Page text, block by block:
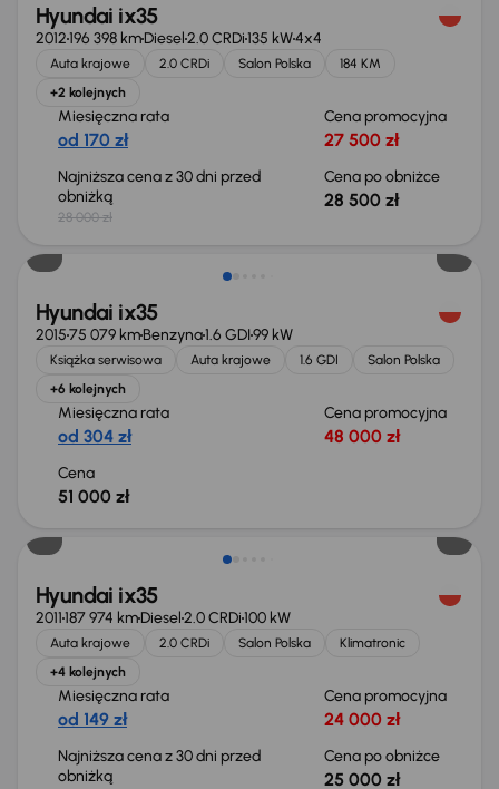
Hyundai ix35
2012196 398 kmDiesel2.0 CRDi135 kW4x4
Auta krajowe 2.0 CRDi Salon Polska
184 KM
+2 kolejnych
Miesięczna rata
od 170 zł
Cena promocyjna
27 500 zł
Najniższa cena z 30 dni przed
obniżką
28 000 zł
Cena po obniżce
28 500 zł
Świeżo skupione
Hyundai ix35
201575 079 kmBenzyna1.6 GDI99 kW
Książka serwisowa Auta krajowe 1.6 GDI
Salon Polska
+6 kolejnych
Miesięczna rata
od 304 zł
Cena promocyjna
48 000 zł
Cena
51 000 zł
Świeżo skupione
Hyundai ix35
2011187 974 kmDiesel2.0 CRDi100 kW
Auta krajowe 2.0 CRDi Salon Polska
Klimatronic
+4 kolejnych
Miesięczna rata
od 149 zł
Cena promocyjna
24 000 zł
Najniższa cena z 30 dni przed
obniżką
Cena po obniżce
25 000 zł